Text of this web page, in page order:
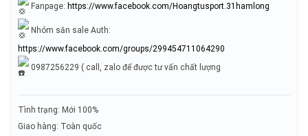
Fanpage: https://www.facebook.com/Hoangtusport.31hamlong
Nhóm săn sale Auth:
https://www.facebook.com/groups/299454711064290
0987256229 ( call, zalo để được tư vấn chất lượng
Tình trạng: Mới 100%
Giao hàng: Toàn quốc